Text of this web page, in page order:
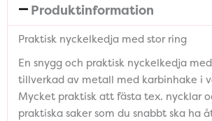
Produktinformation
Praktisk nyckelkedja med stor ring
En snygg och praktisk nyckelkedja
tillverkad av metall med karbinhake i
Mycket praktisk att fästa tex. nycklar
praktiska saker som du snabbt ska ha